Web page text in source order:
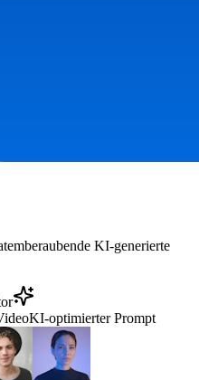
KI-generierte
KI-optimierter Prompt